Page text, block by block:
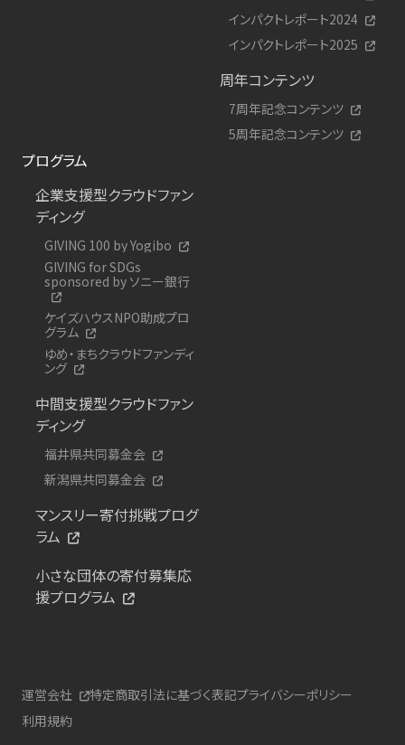
インパクトレポート2024
インパクトレポート2025
周年コンテンツ
7周年記念コンテンツ
5周年記念コンテンツ
プログラム
企業支援型クラウドファン
ディング
GIVING 100 by Yogibo
GIVING for SDGs
sponsored by ソニー銀行
ケイズハウスNPO助成プロ
グラム
ゆめ・まちクラウドファンディ
ング
中間支援型クラウドファン
ディング
福井県共同募金会
新潟県共同募金会
マンスリー寄付挑戦プログ
ラム
小さな団体の寄付募集応
援プログラム
運営会社 特定商取引法に基づく表記プライバシーポリシー
利用規約